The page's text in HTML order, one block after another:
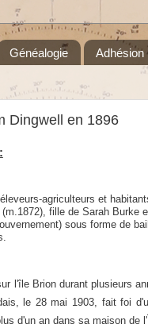
Généalogie Adhésion
Dingwell en 1896
agriculteurs et
(m.1872), fille de Sarah Burke
sous forme de
l'île Brion durant plusieurs
le 28 mai 1903, fait foi
d'un an dans sa maison de